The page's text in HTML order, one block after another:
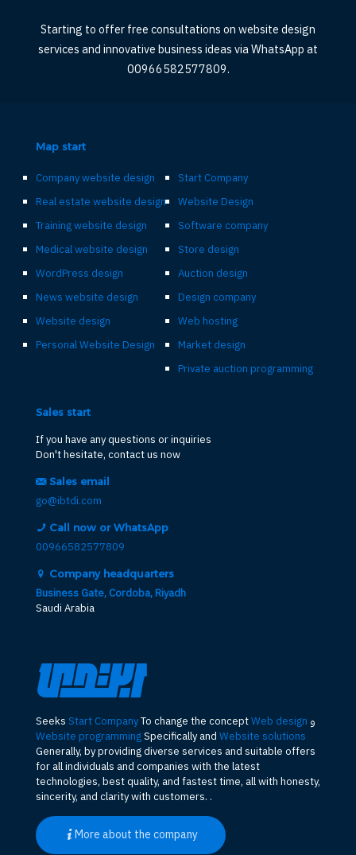
Starting to offer free consultations on website design
services and innovative business ideas via WhatsApp at
00966582577809.
Map start
Start Company
Website Design
Software company
Store design
Auction design
Design company
Web hosting
Market design
Private auction programming
Company website design
Real estate website design
Training website design
Medical website design
WordPress design
News website design
Website design
Personal Website Design
Sales start
If you have any questions or inquiries
Don't hesitate, contact us now
Sales email
go@ibtdi.com
Call now or WhatsApp
00966582577809
Company headquarters
Business Gate, Cordoba, Riyadh
Saudi Arabia
Seeks Start CompanyTo change the conceptWeb design و
Website programmingSpecifically and Website solutions
Generally, by providing diverse services and suitable offers
for all individuals and companies with the latest
technologies, best quality, and fastest time, all with honesty,
sincerity, and clarity with customers. .
More about the company